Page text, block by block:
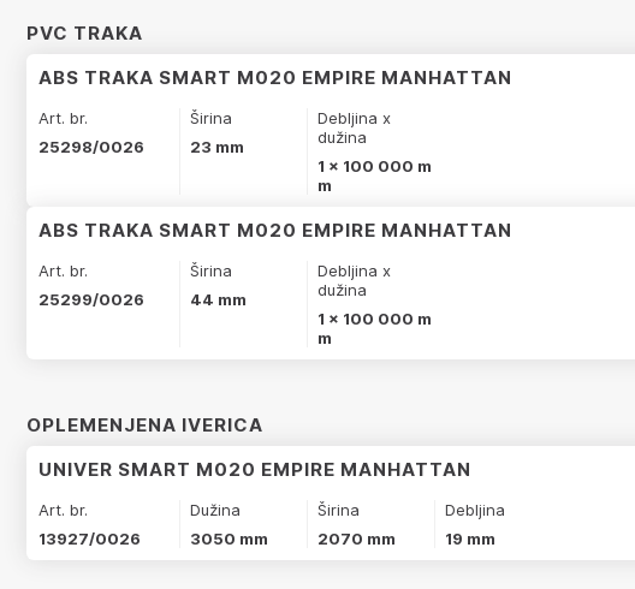
PVC TRAKA
ABS TRAKA SMART M020 EMPIRE MANHATTAN
Art. br.
25298/0026
Širina
23 mm
Debljina x
dužina
1 x 100 000 m
m
ABS TRAKA SMART M020 EMPIRE MANHATTAN
Art. br.
25299/0026
Širina
44 mm
Debljina x
dužina
1 x 100 000 m
m
OPLEMENJENA IVERICA
UNIVER SMART M020 EMPIRE MANHATTAN
Art. br.
13927/0026
Dužina
3050 mm
Širina
2070 mm
Debljina
19 mm